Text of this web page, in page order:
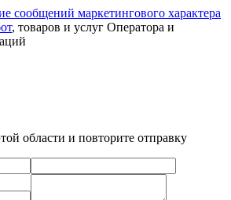
сообщений маркетингового характера
, товаров и услуг Оператора и
области и повторите отправку